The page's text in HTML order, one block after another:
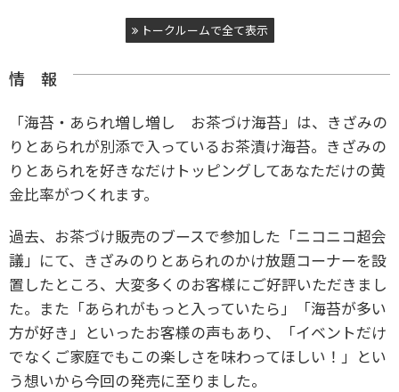
トークルームで全て表示
情 報
「海苔・あられ増し増し お茶づけ海苔」は、きざみの
りとあられが別添で入っているお茶漬け海苔。きざみの
りとあられを好きなだけトッピングしてあなただけの黄
金比率がつくれます。
過去、お茶づけ販売のブースで参加した「ニコニコ超会
議」にて、きざみのりとあられのかけ放題コーナーを設
置したところ、大変多くのお客様にご好評いただきまし
た。また「あられがもっと入っていたら」「海苔が多い
方が好き」といったお客様の声もあり、「イベントだけ
でなくご家庭でもこの楽しさを味わってほしい！」とい
う想いから今回の発売に至りました。